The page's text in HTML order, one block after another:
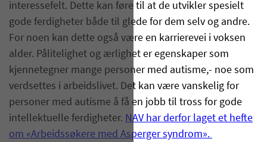
interessefelt. Dette kan føre til at de utvikler spesielt
gode ferdigheter både til glede for dem selv og andre.
For noen kan dette også være en karrierevei i voksen
alder. Pålitelighet og ærlighet er egenskaper som
kjennetegner mange personer med autisme,- noe som
verdsettes i arbeidslivet. Det kan være vanskelig for
personer med autisme å få en jobb til tross for gode
intellektuelle ferdigheter. NAV har derfor laget et hefte
om «Arbeidssøkere med Asperger syndrom».